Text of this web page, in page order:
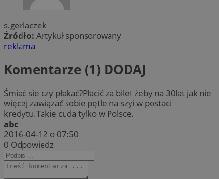
s.gerlaczek
Źródło: Artykuł sponsorowany
reklama
Komentarze (1) DODAJ
Śmiać sie czy płakać?Płacić za bilet żeby na 30lat jak nie
więcej zawiązać sobie pętle na szyi w postaci
kredytu.Takie cuda tylko w Polsce.
abc
2016-04-12 o 07:50
0 Odpowiedz